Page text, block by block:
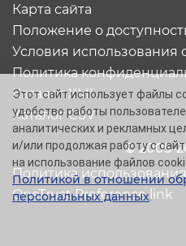
© 2005-
Карта сайта
Положение о
Условия использования
Политика
Каталог XML
Каталог CSV
Политика
OneTrust Preference link
Этот сайт использует файлы
удобство работы
аналитических и рекламных
и/или продолжая работу с
на использование файлов
Политикой в отношении
персональных данных.